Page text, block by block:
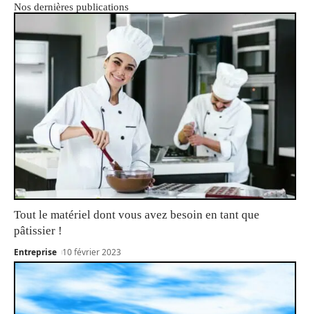
Nos dernières publications
Tout le matériel dont vous avez besoin en tant que
pâtissier !
Entreprise 10 février 2023